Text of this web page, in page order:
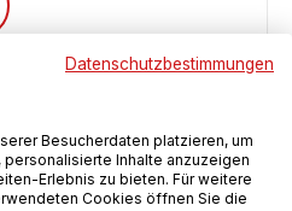
Datenschutzbestimmungen
Besucherdaten platzieren, um
Inhalte anzuzeigen
Erlebnis zu bieten. Für weitere
Cookies öffnen Sie die